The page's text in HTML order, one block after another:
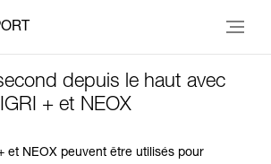
depuis le haut avec
+ et NEOX
et NEOX peuvent être utilisés pour